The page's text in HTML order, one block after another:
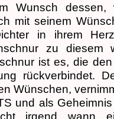
Wunsch
mit seinem
in ihrem
zu diesem
ist es, die
rückverbindet.
Wünschen,
und als
irgend wann